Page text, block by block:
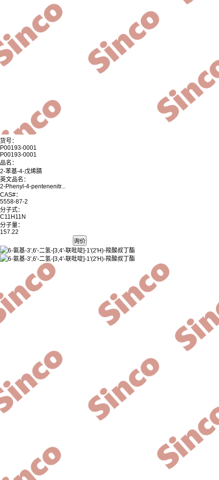
货号：
P00193-0001
P00193-0001
品名：
2-苯基-4-戊烯腈
英文品名：
2-Phenyl-4-pentenenitr...
CAS#：
5558-87-2
分子式：
C11H11N
分子量：
157.22